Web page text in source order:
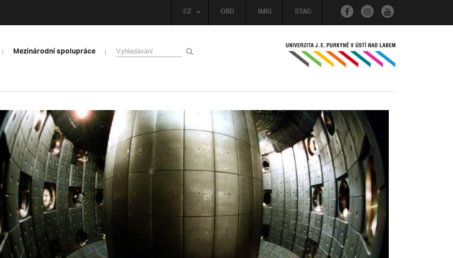
OBD IMIS STAG
CZ
Mezinárodní spolupráce